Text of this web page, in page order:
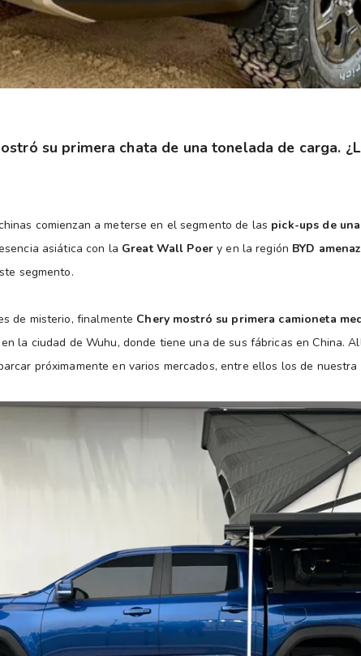
su primera chata de una tonelada de carga.
comienzan a meterse en el segmento de las pick-ups de
asiática con la Great Wall Poer y en la región BYD
segmento.
de misterio, finalmente Chery mostró su primera camioneta
la ciudad de Wuhu, donde tiene una de sus fábricas en China.
próximamente en varios mercados, entre ellos los de nuestra